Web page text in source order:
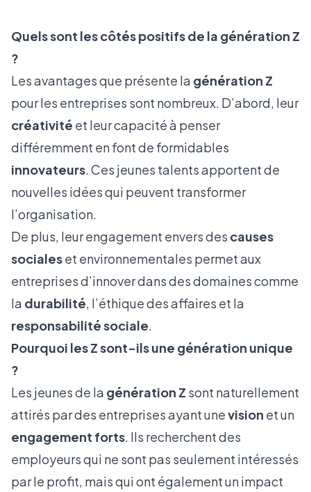
Quels sont les côtés positifs de la génération Z
?
Les avantages que présente la génération Z
pour les entreprises sont nombreux. D’abord, leur
créativité et leur capacité à penser
différemment en font de formidables
innovateurs. Ces jeunes talents apportent de
nouvelles idées qui peuvent transformer
l’organisation.
De plus, leur engagement envers des causes
socialeset environnementales permet aux
entreprises d’innover dans des domaines comme
la durabilité, l’éthique des affaires et la
responsabilité sociale.
Pourquoi les Z sont-ils une génération unique
?
Les jeunes de la génération Z sont naturellement
attirés par des entreprises ayant unevision et un
engagement forts. Ils recherchent des
employeurs qui ne sont pas seulement intéressés
par le profit, mais qui ont également un impact